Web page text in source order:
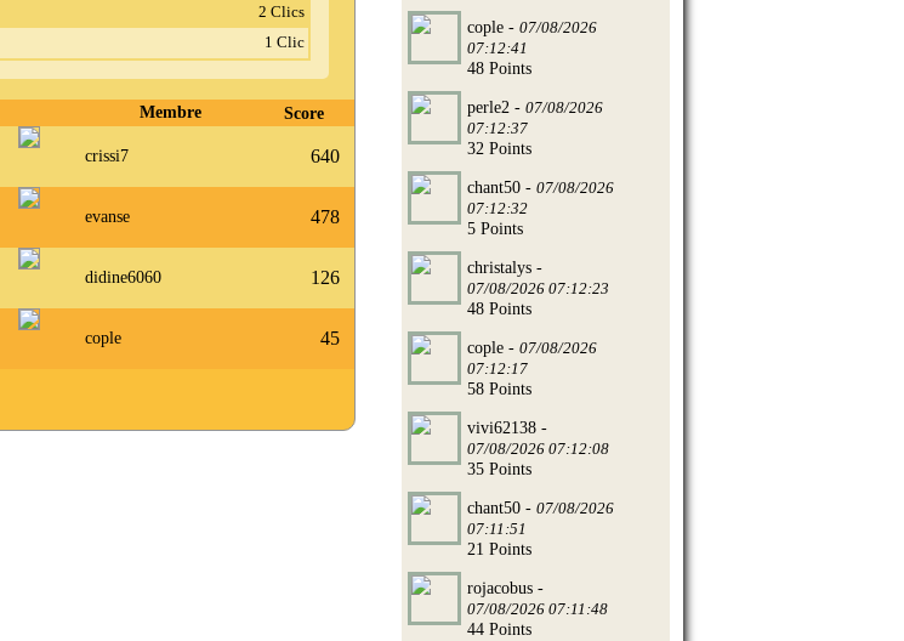
2 Clics
1 Clic
Membre Score
crissi7 640
evanse 478
didine6060 126
cople 45
cople - 07/08/2026
07:12:41
48 Points
perle2 - 07/08/2026
07:12:37
32 Points
chant50 - 07/08/2026
07:12:32
5 Points
christalys -
07/08/2026 07:12:23
48 Points
cople - 07/08/2026
07:12:17
58 Points
vivi62138 -
07/08/2026 07:12:08
35 Points
chant50 - 07/08/2026
07:11:51
21 Points
rojacobus -
07/08/2026 07:11:48
44 Points